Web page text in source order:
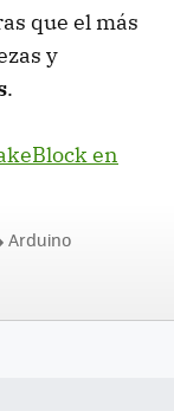
que el más
y
.
en
Arduino